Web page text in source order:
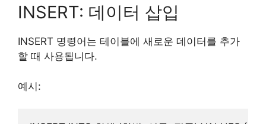
INSERT: 데이터 삽입
INSERT 명령어는 테이블에 새로운 데이터를 추가
할 때 사용됩니다.
예시: